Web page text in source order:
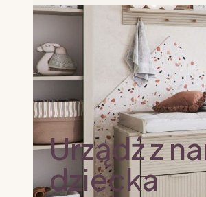
Urządź z
dziecka